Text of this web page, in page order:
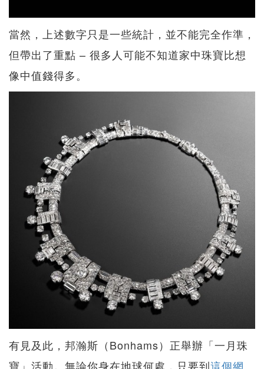
當然，上述數字只是一些統計，並不能完全作準，
但帶出了重點 – 很多人可能不知道家中珠寶比想
像中值錢得多。
有見及此，邦瀚斯（Bonhams）正舉辦「一月珠
寶」活動。無論你身在地球何處，只要到這個網